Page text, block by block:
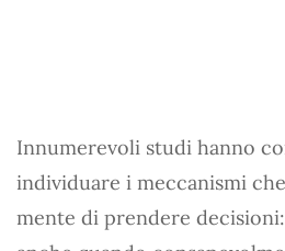
Innumerevoli studi hanno
individuare i meccanismi
mente di prendere